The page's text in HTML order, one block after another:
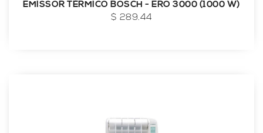
EMISSOR TÉRMICO BOSCH - ERO 3000 (1000 W)
$ 289.44